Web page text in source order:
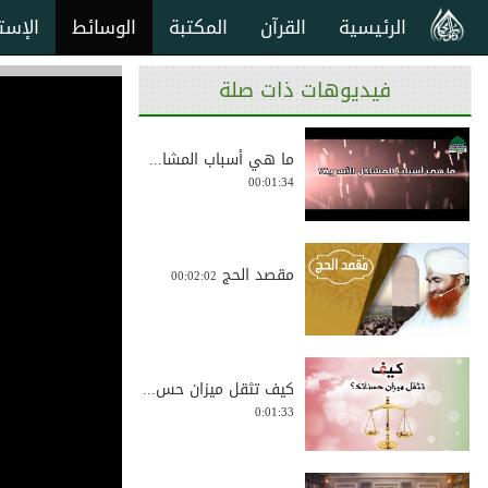
الوسائط المكتبة القرآن الرئيسية
فيديوهات ذات صلة
ما هي أسباب المشا...
00:01:34
مقصد الحج 00:02:02
كيف تثقل ميزان حس...
0:01:33